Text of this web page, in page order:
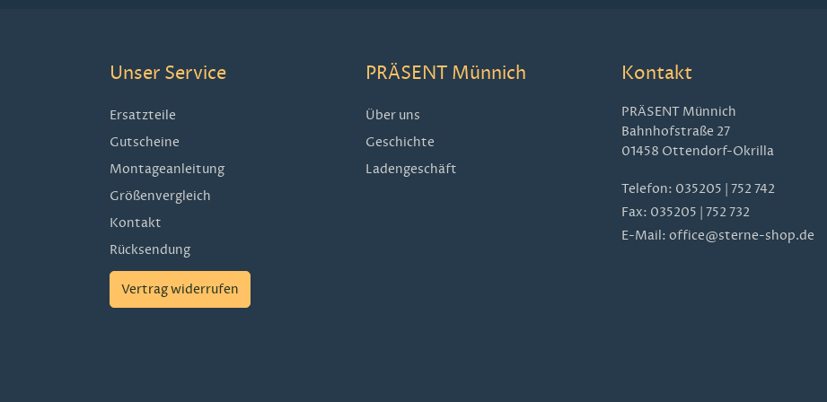
Unser Service
Ersatzteile
Gutscheine
Montageanleitung
Größenvergleich
Kontakt
Rücksendung
Vertrag widerrufen
PRÄSENT Münnich
Über uns
Geschichte
Ladengeschäft
Kontakt
PRÄSENT Münnich
Bahnhofstraße 27
01458 Ottendorf-Okrilla
Telefon: 035205 | 752 742
Fax: 035205 | 752 732
E-Mail: office@sterne-shop.de